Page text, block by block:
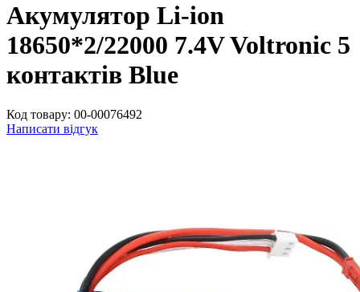
Акумулятор Li-ion
18650*2/22000 7.4V Voltronic 5
контактів Blue
Код товару: 00-00076492
Написати відгук